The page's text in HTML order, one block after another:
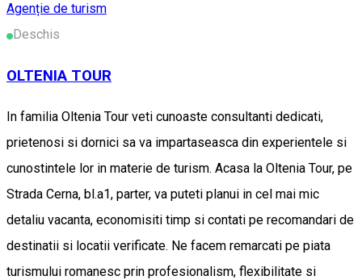
Agenție de turism
Deschis
OLTENIA TOUR
In familia Oltenia Tour veti cunoaste consultanti dedicati,
prietenosi si dornici sa va impartaseasca din experientele si
cunostintele lor in materie de turism. Acasa la Oltenia Tour, pe
Strada Cerna, bl.a1, parter, va puteti planui in cel mai mic
detaliu vacanta, economisiti timp si contati pe recomandari de
destinatii si locatii verificate. Ne facem remarcati pe piata
turismului romanesc prin profesionalism, flexibilitate si